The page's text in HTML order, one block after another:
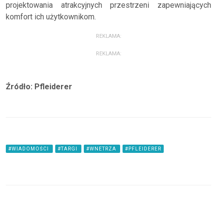
projektowania atrakcyjnych przestrzeni zapewniających
komfort ich użytkownikom.
REKLAMA:
REKLAMA:
Źródło: Pfleiderer
#WIADOMOŚCI #TARGI #WNETRZA #PFLEIDERER